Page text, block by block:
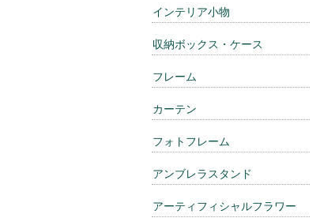
インテリア小物
収納ボックス・ケース
フレーム
カーテン
フォトフレーム
アンブレラスタンド
アーティフィシャルフラワー